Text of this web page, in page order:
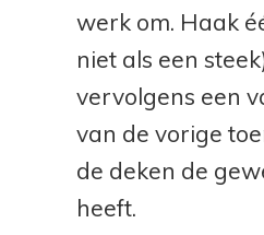
werk om. Haak
niet als een
vervolgens een
van de vorige
de deken de
heeft.